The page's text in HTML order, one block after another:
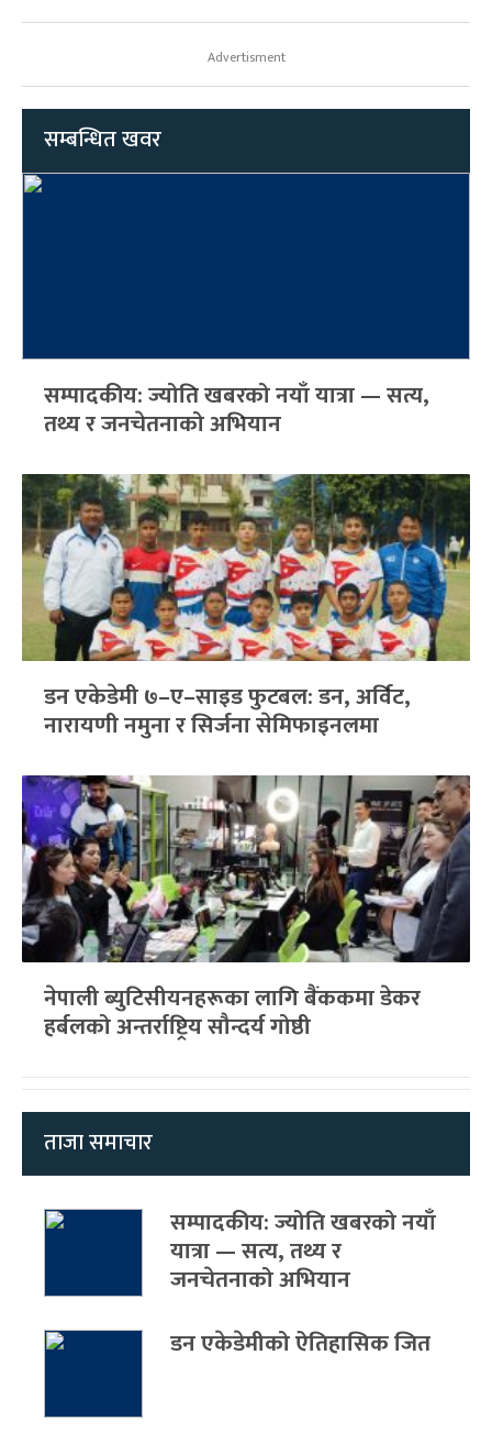
Advertisment
सम्बन्धित खवर
सम्पादकीय: ज्योति खबरको नयाँ यात्रा — सत्य,
तथ्य र जनचेतनाको अभियान
डन एकेडेमी ७–ए–साइड फुटबल: डन, अर्विट,
नारायणी नमुना र सिर्जना सेमिफाइनलमा
नेपाली ब्युटिसीयनहरूका लागि बैंककमा डेकर
हर्बलको अन्तर्राष्ट्रिय सौन्दर्य गोष्ठी
ताजा समाचार
सम्पादकीय: ज्योति खबरको नयाँ
यात्रा — सत्य, तथ्य र
जनचेतनाको अभियान
डन एकेडेमीको ऐतिहासिक जित